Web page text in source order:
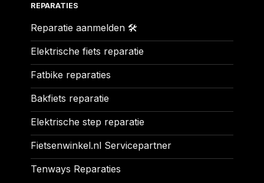
REPARATIES
Reparatie aanmelden 🛠️
Elektrische fiets reparatie
Fatbike reparaties
Bakfiets reparatie
Elektrische step reparatie
Fietsenwinkel.nl Servicepartner
Tenways Reparaties